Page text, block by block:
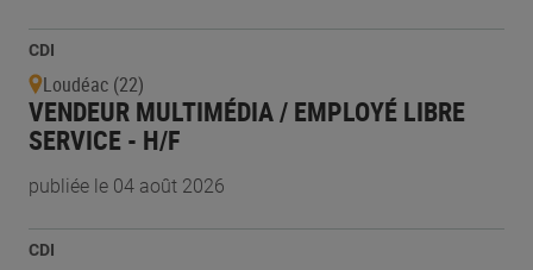
CDI
Loudéac (22)
VENDEUR MULTIMÉDIA / EMPLOYÉ LIBRE
SERVICE - H/F
publiée le 04 août 2026
CDI